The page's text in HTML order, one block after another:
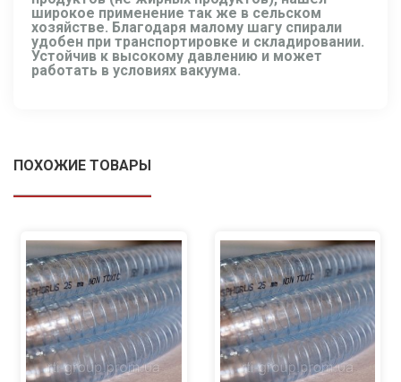
широкое применение так же в сельском
хозяйстве. Благодаря малому шагу спирали
удобен при транспортировке и складировании.
Устойчив к высокому давлению и может
работать в условиях вакуума.
ПОХОЖИЕ ТОВАРЫ